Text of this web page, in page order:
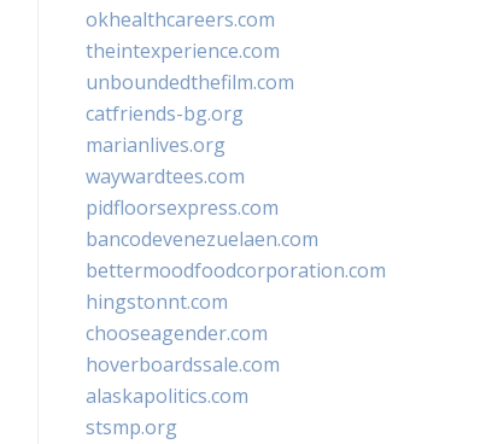
okhealthcareers.com
theintexperience.com
unboundedthefilm.com
catfriends-bg.org
marianlives.org
waywardtees.com
pidfloorsexpress.com
bancodevenezuelaen.com
bettermoodfoodcorporation.com
hingstonnt.com
chooseagender.com
hoverboardssale.com
alaskapolitics.com
stsmp.org